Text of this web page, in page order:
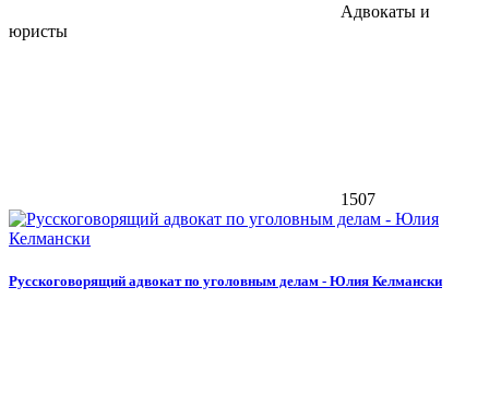
Адвокаты и
юристы
1507
Русскоговорящий адвокат по уголовным делам - Юлия Келмански